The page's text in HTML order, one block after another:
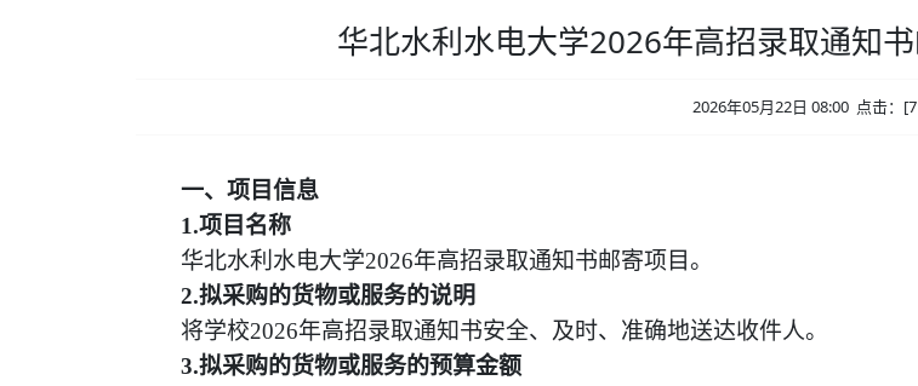
华北水利水电大学2026年高招录取通知
2026年05月22日 08:00 点击：[
一、项目信息
1.项目名称
华北水利水电大学2026年高招录取通知书邮寄项目。
2.拟采购的货物或服务的说明
将学校2026年高招录取通知书安全、及时、准确地送达收件人。
3.拟采购的货物或服务的预算金额